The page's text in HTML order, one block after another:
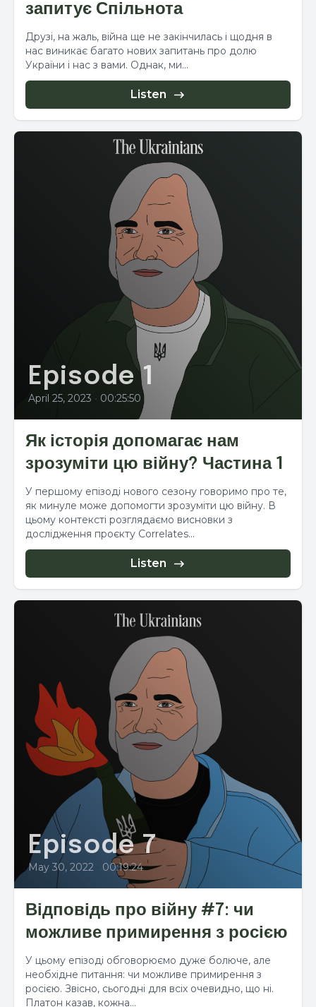
запитує Спільнота
Друзі, на жаль, війна ще не закінчилась і щодня в
нас виникає багато нових запитань про долю
України і нас з вами. Однак, ми...
Listen
Episode 1
April 25, 2023 • 00:25:50
Як історія допомагає нам
зрозуміти цю війну? Частина 1
У першому епізоді нового сезону говоримо про те,
як минуле може допомогти зрозуміти цю війну. В
цьому контексті розглядаємо висновки з
дослідження проєкту Correlates...
Listen
Episode 7
May 30, 2022 • 00:19:24
Відповідь про війну #7: чи
можливе примирення з росією
У цьому епізоді обговорюємо дуже болюче, але
необхідне питання: чи можливе примирення з
росією. Звісно, сьогодні для всіх очевидно, що ні.
Платон казав, кожна...